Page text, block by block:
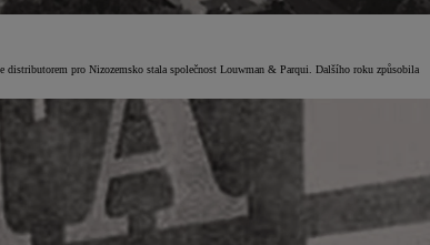
pro Nizozemsko stala společnost Louwman & Parqui. Dalšího roku způsobila